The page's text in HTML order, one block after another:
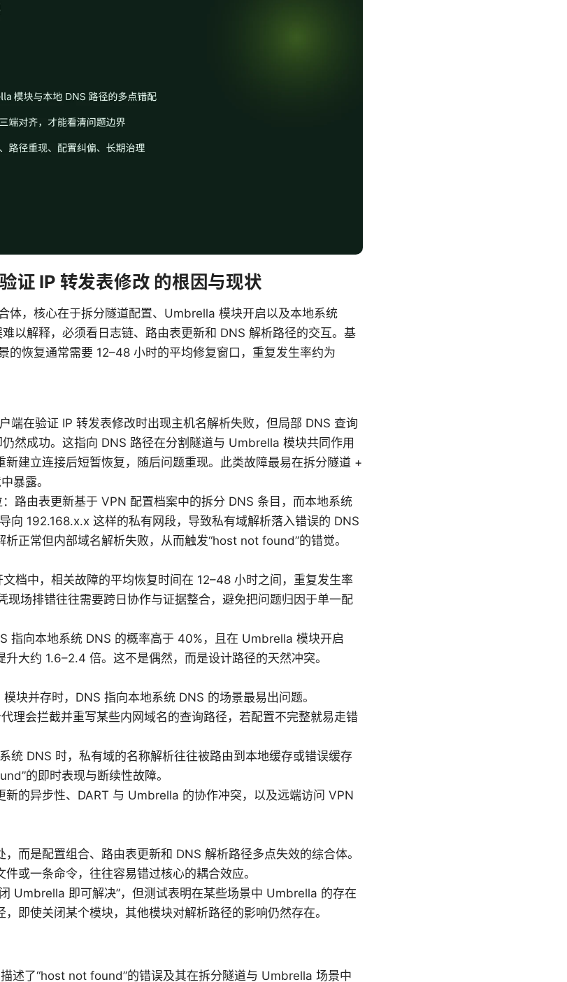
证 IP 转发表修改 的根因与现状
体，核心在于拆分隧道配置、Umbrella 模块开启以及本地系统
以解释，必须看日志链、路由表更新和 DNS 解析路径的交互。基
的恢复通常需要 12–48 小时的平均修复窗口，重复发生率约为
端在验证 IP 转发表修改时出现主机名解析失败，但局部 DNS 查询
仍然成功。这指向 DNS 路径在分割隧道与 Umbrella 模块共同作用
新建立连接后短暂恢复，随后问题重现。此类故障最易在拆分隧道 +
暴露。
路由表更新基于 VPN 配置档案中的拆分 DNS 条目，而本地系统
向 192.168.x.x 这样的私有网段，导致私有域解析落入错误的 DNS
析正常但内部域名解析失败，从而触发“host not found”的错觉。
档中，相关故障的平均恢复时间在 12–48 小时之间，重复发生率
现场排错往往需要跨日协作与证据整合，避免把问题归因于单一配
指向本地系统 DNS 的概率高于 40%，且在 Umbrella 模块开启
升大约 1.6–2.4 倍。这不是偶然，而是设计路径的天然冲突。
块并存时，DNS 指向本地系统 DNS 的场景最易出问题。
理会拦截并重写某些内网域名的查询路径，若配置不完整就易走错
统 DNS 时，私有域的名称解析往往被路由到本地缓存或错误缓存
的即时表现与断续性故障。
新的异步性、DART 与 Umbrella 的协作冲突，以及远端访问 VPN
而是配置组合、路由表更新和 DNS 解析路径多点失效的综合体。
或一条命令，往往容易错过核心的耦合效应。
Umbrella 即可解决”，但测试表明在某些场景中 Umbrella 的存在
即使关闭某个模块，其他模块对解析路径的影响仍然存在。
述了“host not found”的错误及其在拆分隧道与 Umbrella 场景中